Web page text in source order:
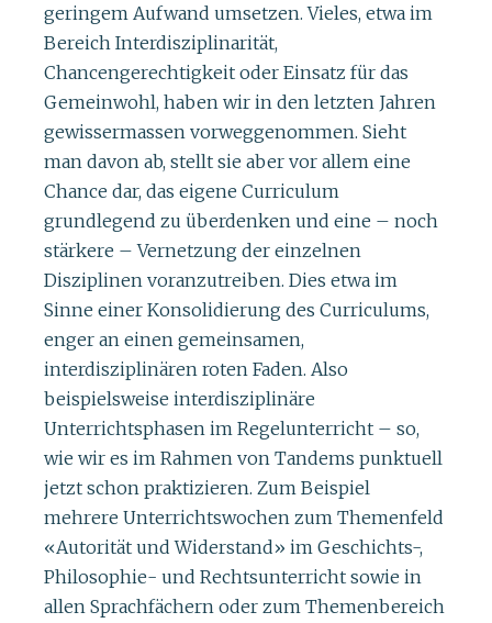
geringem Aufwand umsetzen. Vieles, etwa im
Bereich Interdisziplinarität,
Chancengerechtigkeit oder Einsatz für das
Gemeinwohl, haben wir in den letzten Jahren
gewissermassen vorweggenommen. Sieht
man davon ab, stellt sie aber vor allem eine
Chance dar, das eigene Curriculum
grundlegend zu überdenken und eine – noch
stärkere – Vernetzung der einzelnen
Disziplinen voranzutreiben. Dies etwa im
Sinne einer Konsolidierung des Curriculums,
enger an einen gemeinsamen,
interdisziplinären roten Faden. Also
beispielsweise interdisziplinäre
Unterrichtsphasen im Regelunterricht – so,
wie wir es im Rahmen von Tandems punktuell
jetzt schon praktizieren. Zum Beispiel
mehrere Unterrichtswochen zum Themenfeld
«Autorität und Widerstand» im Geschichts-,
Philosophie- und Rechtsunterricht sowie in
allen Sprachfächern oder zum Themenbereich